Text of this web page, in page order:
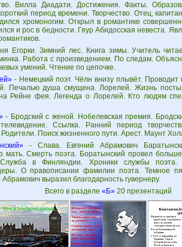
Вилла Диадати. Достижения. Факты.
период времени. Творчество. Отец,
хромоногим. Открыл в романтике
и рос в бедности. Гяур Абидосская невеста.
Егорки. Зимний лес. Книга зимы. Учитель
Работа с произведением. По следам.
умений. Чтение по цепочке.
- Немецкий поэт. Чёлн внизу плывёт.
Печалью душа смущена. Лорелей. Жизнь
Рейне фея. Легенда о Лорелей. Кто людям
- Бродский с женой. Нобелевская премия.
телевидение. Ссылка. Ранний период
Поиск жизненного пути. Арест. Маунт
- Слава. Евгений Абрамович
мать. Смерть поэта. Боратынский провел
в Финляндии. Хроники службы поэта.
О правописании фамилии поэта. Темное
выразил благодарность гувернеру.
Всего в разделе «Б» 20 презентаций